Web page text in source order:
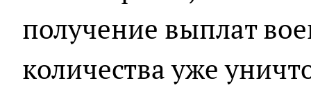
получение выплат
количества уже